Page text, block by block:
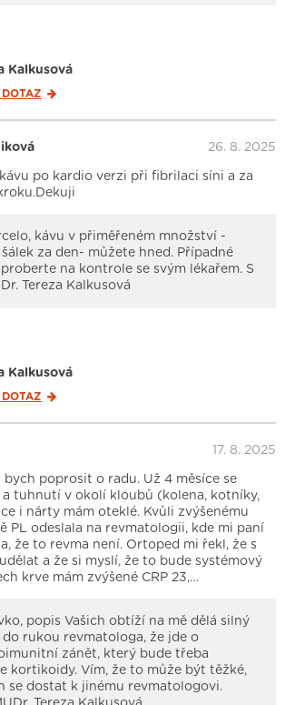
Kalkusová
DOTAZ
26. 8. 2025
po kardio verzi při fibrilaci síni a za
kávu v přiměřeném množství -
za den- můžete hned. Případné
na kontrole se svým lékařem. S
Tereza Kalkusová
Kalkusová
DOTAZ
17. 8. 2025
bych poprosit o radu. Už 4 měsíce se
tuhnutí v okolí kloubů (kolena, kotníky,
i nárty mám oteklé. Kvůli zvýšenému
PL odeslala na revmatologii, kde mi paní
že to revma není. Ortoped mi řekl, že s
a že si myslí, že to bude systémový
krve mám zvýšené CRP 23,…
popis Vašich obtíží na mě dělá silný
rukou revmatologa, že jde o
zánět, který bude třeba
kortikoidy. Vím, že to může být těžké,
se dostat k jinému revmatologovi.